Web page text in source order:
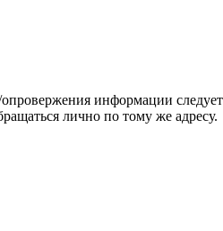
информации
лично по тому же адресу.